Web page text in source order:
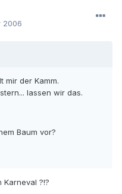
2006
mir der Kamm.
lassen wir das.
Baum vor?
?!?